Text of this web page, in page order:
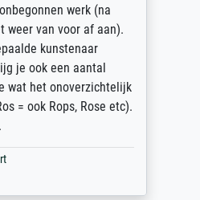
werk (na
weer van voor af aan).
kunstenaar
je ook een aantal
wat het onoverzichtelijk
= ook Rops, Rose etc).